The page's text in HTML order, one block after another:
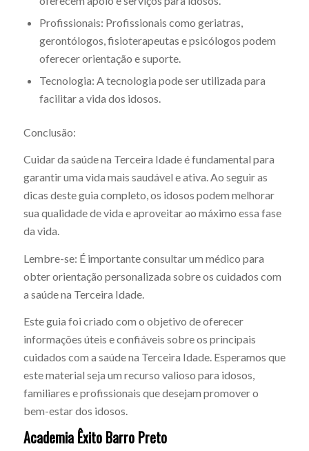
Profissionais: Profissionais como geriatras,
gerontólogos, fisioterapeutas e psicólogos podem
oferecer orientação e suporte.
Tecnologia: A tecnologia pode ser utilizada para
facilitar a vida dos idosos.
Conclusão:
Cuidar da saúde na Terceira Idade é fundamental para
garantir uma vida mais saudável e ativa. Ao seguir as
dicas deste guia completo, os idosos podem melhorar
sua qualidade de vida e aproveitar ao máximo essa fase
da vida.
Lembre-se: É importante consultar um médico para
obter orientação personalizada sobre os cuidados com
a saúde na Terceira Idade.
Este guia foi criado com o objetivo de oferecer
informações úteis e confiáveis sobre os principais
cuidados com a saúde na Terceira Idade. Esperamos que
este material seja um recurso valioso para idosos,
familiares e profissionais que desejam promover o
bem-estar dos idosos.
Academia Êxito Barro Preto